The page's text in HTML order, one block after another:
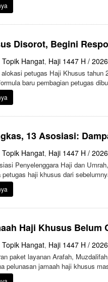
Disorot, Begini
Topik Hangat, Haji 1447 H /
petugas Haji Khusus tahun
baru pembagian petugas
13 Asosiasi:
Topik Hangat, Haji 1447 H /
Penyelenggara Haji dan
haji khusus dari
Haji Khusus Belum
Topik Hangat, Haji 1447 H /
paket layanan Arafah,
pelunasan jamaah haji khusus